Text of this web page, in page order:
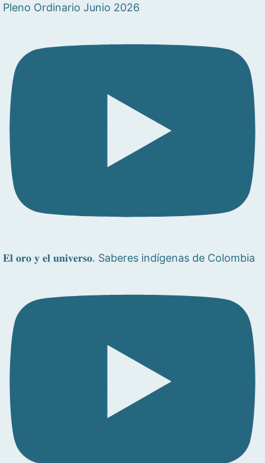
Pleno Ordinario Junio 2026
𝐄𝐥 𝐨𝐫𝐨 𝐲 𝐞𝐥 𝐮𝐧𝐢𝐯𝐞𝐫𝐬𝐨. Saberes indígenas de Colombia